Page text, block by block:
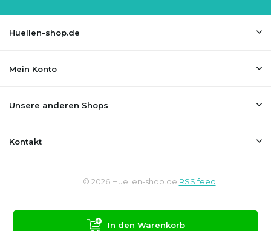
In den Warenkorb
Huellen-shop.de
Mein Konto
Unsere anderen Shops
Kontakt
© 2026 Huellen-shop.de RSS feed